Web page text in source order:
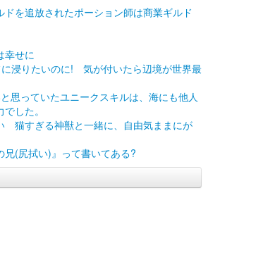
を追放されたポーション師は商業ギルド
幸せに
浸りたいのに! 気が付いたら辺境が世界最
っていたユニークスキルは、海にも他人
した。
猫すぎる神獣と一緒に、自由気ままにが
(尻拭い)』って書いてある?